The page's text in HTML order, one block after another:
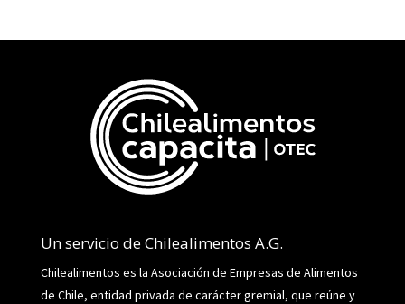
Un servicio de Chilealimentos A.G.
Chilealimentos es la Asociación de Empresas de Alimentos
de Chile, entidad privada de carácter gremial, que reúne y